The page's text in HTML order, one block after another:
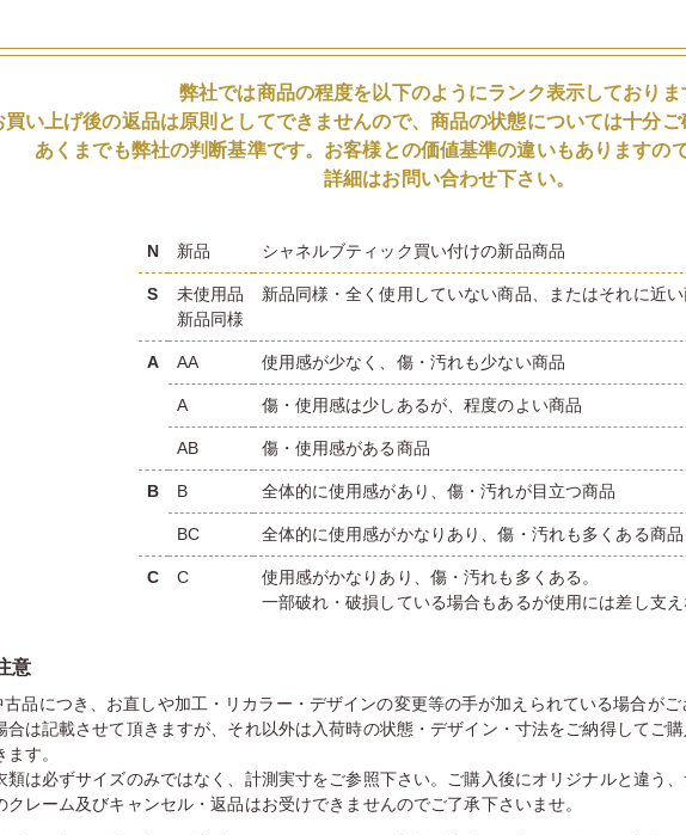
弊社では商品の程度を以下のようにランク表示しておりま
買い上げ後の返品は原則としてできませんので、商品の状態については十分ご
あくまでも弊社の判断基準です。お客様との価値基準の違いもありますの
詳細はお問い合わせ下さい。
N 新品 シャネルブティック買い付けの新品商品
S
未使用品
新品同様
新品同様・全く使用していない商品、またはそれに近い
A AA 使用感が少なく、傷・汚れも少ない商品
A 傷・使用感は少しあるが、程度のよい商品
AB 傷・使用感がある商品
B B 全体的に使用感があり、傷・汚れが目立つ商品
BC 全体的に使用感がかなりあり、傷・汚れも多くある商品
C C
使用感がかなりあり、傷・汚れも多くある。
一部破れ・破損している場合もあるが使用には差し支
意
古品につき、お直しや加工・リカラー・デザインの変更等の手が加えられている場合が
合は記載させて頂きますが、それ以外は入荷時の状態・デザイン・寸法をご納得してご
ます。
類は必ずサイズのみではなく、計測実寸をご参照下さい。ご購入後にオリジナルと違う
クレーム及びキャンセル・返品はお受けできませんのでご了承下さいませ。